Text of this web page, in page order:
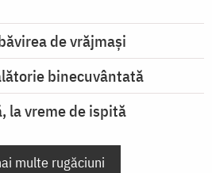
de vrăjmași
binecuvântată
la vreme de ispită
multe rugăciuni